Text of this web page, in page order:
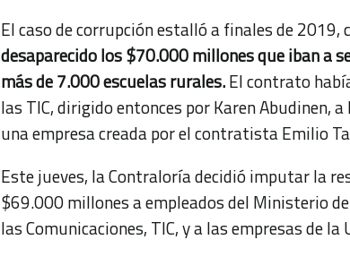
El caso de corrupción estalló a finales de 2019,
desaparecido los $70.000 millones que iban a
más de 7.000 escuelas rurales.El contrato
las TIC, dirigido entonces por Karen Abudinen,
una empresa creada por el contratista Emilio
Este jueves, la Contraloría decidió imputar la
$69.000 millones a empleados del Ministerio
las Comunicaciones, TIC, y a las empresas de